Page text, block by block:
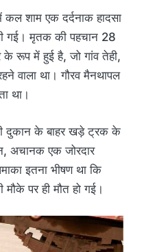
कल शाम एक दर्दनाक हादसा
गई। मृतक की पहचान 28
के रूप में हुई है, जो गांव तेही,
वाला था। गौरव मैनथापल
था।
दुकान के बाहर खड़े ट्रक के
अचानक एक जोरदार
इतना भीषण था कि
पर ही मौत हो गई।